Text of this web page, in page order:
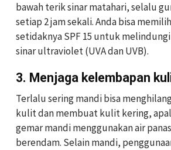
bawah terik sinar matahari, selalu
setiap 2 jam sekali. Anda bisa
setidaknya SPF 15 untuk
sinar ultraviolet (UVA dan UVB).
3. Menjaga kelembapan
Terlalu sering mandi bisa
kulit dan membuat kulit kering,
gemar mandi menggunakan air
berendam. Selain mandi,